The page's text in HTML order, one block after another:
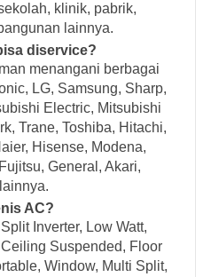
klinik, pabrik,
lainnya.
diservice?
menangani berbagai
LG, Samsung, Sharp,
Electric, Mitsubishi
Trane, Toshiba, Hitachi,
Hisense, Modena,
General, Akari,
AC?
Inverter, Low Watt,
Suspended, Floor
Window, Multi Split,